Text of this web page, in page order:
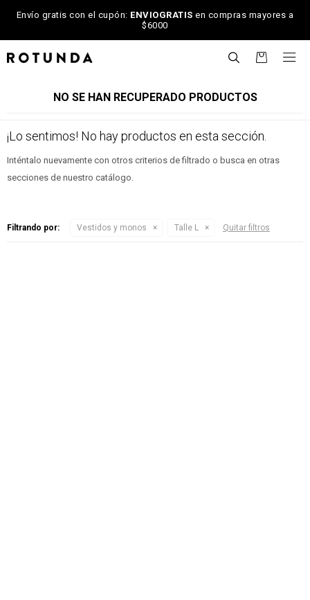
Envío gratis con el cupón: ENVIOGRATIS en compras mayores a
$6000

NO SE HAN RECUPERADO PRODUCTOS
¡Lo sentimos! No hay productos en esta sección.
Inténtalo nuevamente con otros criterios de filtrado o busca en otras
secciones de nuestro catálogo.
Filtrando por: Vestidos y monos Talle L Quitar filtros